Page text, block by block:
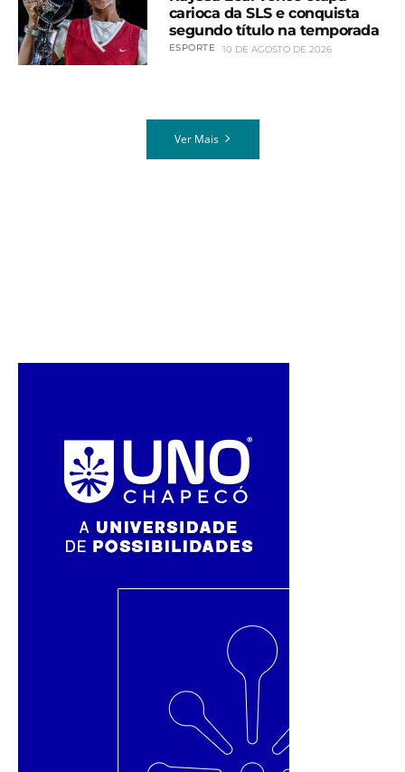
carioca da SLS e conquista
segundo título na temporada
ESPORTE 10 DE AGOSTO DE 2026
Ver Mais